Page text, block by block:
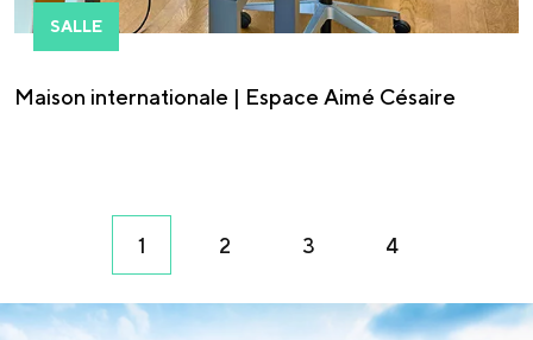
SALLE
Maison internationale | Espace Aimé Césaire
1 2 3 4